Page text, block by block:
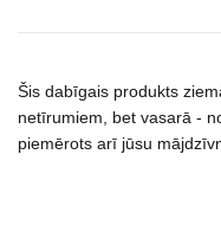
nosytėms
ir
pėdutėms
Šis dabīgais produkts
netīrumiem, bet vasarā -
piemērots arī jūsu